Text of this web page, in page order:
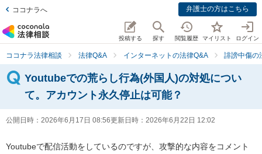
ココナラへ 弁護士の方はこちら
投稿する 探す 閲覧履歴 マイリスト ログイン
ココナラ法律相談 法律Q&A インターネットの法律Q&A 誹謗中傷の
Youtubeでの荒らし行為(外国人)の対処につい
て。アカウント永久停止は可能？
公開日時： 2026年6月17日 08:56更新日時： 2026年6月22日 12:02
Youtubeで配信活動をしているのですが、攻撃的な内容をコメント